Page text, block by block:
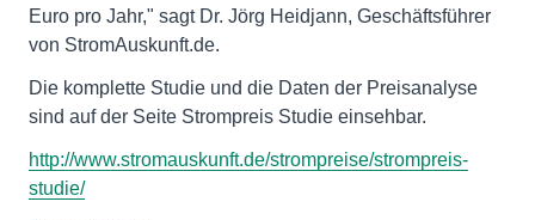
Euro pro Jahr," sagt Dr. Jörg Heidjann, Geschäftsführer
von StromAuskunft.de.
Die komplette Studie und die Daten der Preisanalyse
sind auf der Seite Strompreis Studie einsehbar.
http://www.stromauskunft.de/strompreise/strompreis-
studie/